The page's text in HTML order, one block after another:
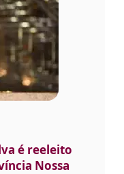
é reeleito
Nossa